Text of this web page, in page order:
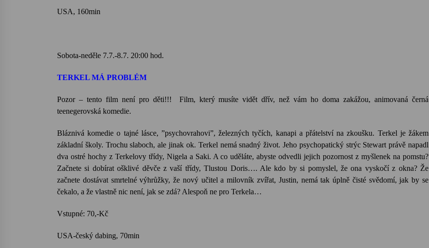
USA, 160min
Sobota-neděle 7.7.-8.7. 20:00 hod.
TERKEL MÁ PROBLÉM
Pozor – tento film není pro děti!!! Film, který musíte vidět dřív, než vám ho doma zakážou, animovaná černá
teenegerovská komedie.
Bláznivá komedie o tajné lásce, ”psychovrahovi”, železných tyčích, kanapi a přátelství na zkoušku. Terkel je žákem
základní školy. Trochu slaboch, ale jinak ok. Terkel nemá snadný život. Jeho psychopatický strýc Stewart právě napadl
dva ostré hochy z Terkelovy třídy, Nigela a Saki. A co uděláte, abyste odvedli jejich pozornost z myšlenek na pomstu?
Začnete si dobírat ošklivé děvče z vaší třídy, Tlustou Doris…. Ale kdo by si pomyslel, že ona vyskočí z okna? Že
začnete dostávat smrtelné výhrůžky, že nový učitel a milovník zvířat, Justin, nemá tak úplně čisté svědomí, jak by se
čekalo, a že vlastně nic není, jak se zdá? Alespoň ne pro Terkela…
Vstupné: 70,-Kč
USA-český dabing, 70min